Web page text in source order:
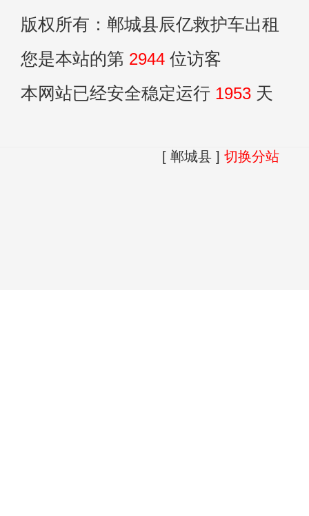
版权所有：郸城县辰亿救护车出租
您是本站的第 2944 位访客
本网站已经安全稳定运行 1953 天
[ 郸城县 ] 切换分站